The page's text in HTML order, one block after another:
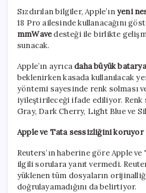
Sızdırılan bilgiler, Apple’ınyeni
18 Pro ailesinde kullanacağını
mmWavedesteği ile birlikte
sunacak.
Apple’ın ayrıcadaha büyük
beklenirken kasada kullanılacak
yöntemi sayesinde renk solması
iyileştirileceği ifade ediliyor.
Gray, Dark Cherry, Light Blue ve
Apple ve Tata sessizliğini koruyor
Reuters’ın haberine göre Apple
ilgili sorulara yanıt vermedi.
yüklenen tüm dosyaların
doğrulayamadığını da belirtiyor.